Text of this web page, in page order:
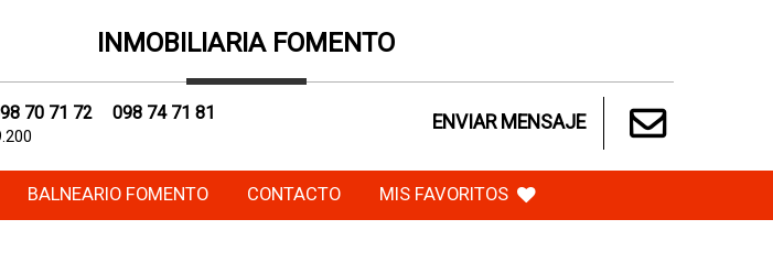
INMOBILIARIA FOMENTO
70 71 72 098 74 71 81 ENVIAR MENSAJE
BALNEARIO FOMENTO CONTACTO MIS FAVORITOS